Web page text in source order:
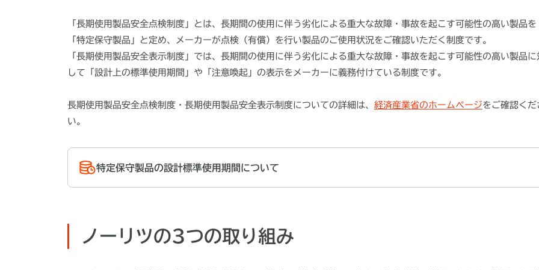
「長期使用製品安全点検制度」とは、長期間の使用に伴う劣化による重大な故障・事故を起こす可能性の高い製品を
「特定保守製品」と定め、メーカーが点検（有償）を行い製品のご使用状況をご確認いただく制度です。
「長期使用製品安全表示制度」では、長期間の使用に伴う劣化による重大な故障・事故を起こす可能性の高い製品に
して「設計上の標準使用期間」や「注意喚起」の表示をメーカーに義務付けている制度です。
長期使用製品安全点検制度・長期使用製品安全表示制度についての詳細は、 経済産業省のホームページをご確認くだ
い。
特定保守製品の設計標準使用期間について
ノーリツの3つの取り組み